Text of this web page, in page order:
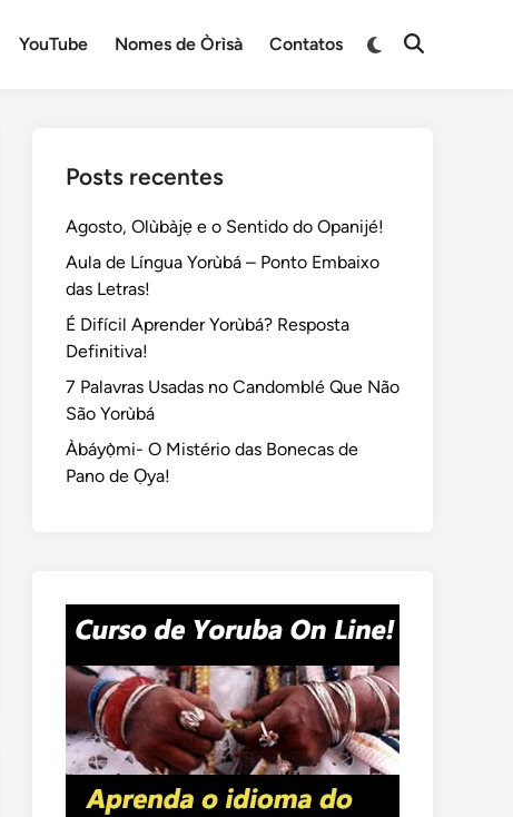
YouTube Nomes de Òrìsà Contatos
Switch
Open
Posts recentes
Agosto, Olùbàjẹ e o Sentido do Opanijé!
Aula de Língua Yorùbá – Ponto Embaixo
das Letras!
É Difícil Aprender Yorùbá? Resposta
Definitiva!
7 Palavras Usadas no Candomblé Que Não
São Yorùbá
Àbáyọ̀mi- O Mistério das Bonecas de
Pano de Ọya!